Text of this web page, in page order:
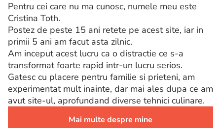
Pentru cei care nu ma cunosc, numele meu este
Cristina Toth.
Postez de peste 15 ani retete pe acest site, iar in
primii 5 ani am facut asta zilnic.
Am inceput acest lucru ca o distractie ce s-a
transformat foarte rapid intr-un lucru serios.
Gatesc cu placere pentru familie si prieteni, am
experimentat mult inainte, dar mai ales dupa ce am
avut site-ul, aprofundand diverse tehnici culinare.
Mai multe despre mine